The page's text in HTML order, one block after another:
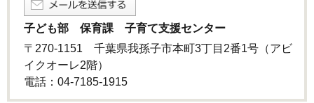
子ども部 保育課 子育て支援センター
〒270-1151 千葉県我孫子市本町3丁目2番1号（アビ
イクオーレ2階）
電話：04-7185-1915